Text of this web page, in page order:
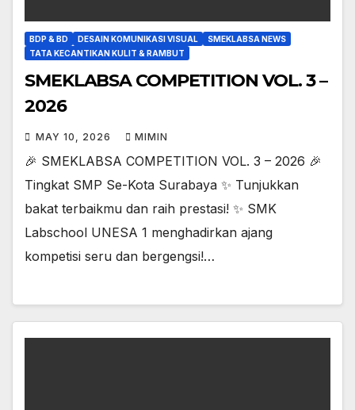
BDP & BD DESAIN KOMUNIKASI VISUAL
SMEKLABSA NEWS
TATA KECANTIKAN KULIT & RAMBUT
SMEKLABSA COMPETITION VOL. 3 –
2026
MAY 10, 2026 MIMIN
🎉 SMEKLABSA COMPETITION VOL. 3 – 2026 🎉
Tingkat SMP Se-Kota Surabaya ✨ Tunjukkan
bakat terbaikmu dan raih prestasi! ✨ SMK
Labschool UNESA 1 menghadirkan ajang
kompetisi seru dan bergengsi!…